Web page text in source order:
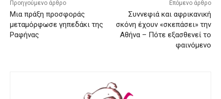
Προηγούμενο άρθρο
Μια πράξη προσφοράς
μεταμόρφωσε γηπεδάκι της
Ραφήνας
Επόμενο άρθρο
Συννεφιά και αφρικανική
σκόνη έχουν «σκεπάσει» την
Αθήνα – Πότε εξασθενεί το
φαινόμενο